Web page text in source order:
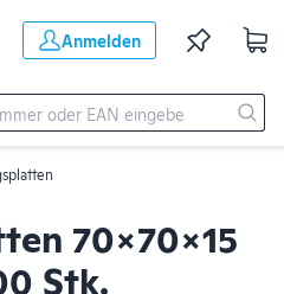
Anmelden
70x70x15
Stk.